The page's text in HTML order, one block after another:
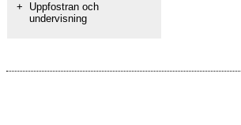
+
Uppfostran och
undervisning